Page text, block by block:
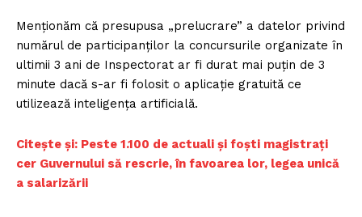
Menționăm că presupusa „prelucrare” a datelor privind
numărul de participanților la concursurile organizate în
ultimii 3 ani de Inspectorat ar fi durat mai puțin de 3
minute dacă s-ar fi folosit o aplicație gratuită ce
utilizează inteligența artificială.
Citește și: Peste 1.100 de actuali și foști magistrați
cer Guvernului să rescrie, în favoarea lor, legea unică
a salarizării